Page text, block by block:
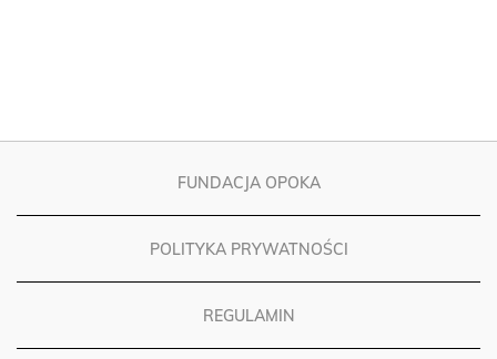
FUNDACJA OPOKA
POLITYKA PRYWATNOŚCI
REGULAMIN